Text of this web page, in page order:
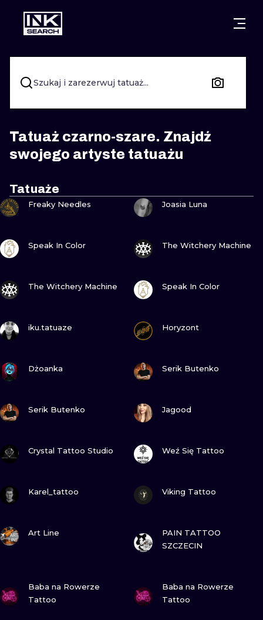
MIASTA GDAŃSK
WARSZAWA POZNAŃ
KRAKÓW KATOWICE
WROCŁAW ŁÓDŹ
BERLIN WIEDEŃ
PRAGA LONDYN
STYLE
KALIGRAFIA
NEW
TRIBAL
Szukaj i zarezerwuj tatuaż...
Tatuaż czarno-szare. Znajdź
swojego artyste tatuażu
Tatuaże
ZOBACZ
Freaky Needles
ZOBACZ
Joasia Luna
Speak In Color The Witchery Machine
The Witchery Machine Speak In Color
iku.tatuaze Horyzont
Dżoanka Serik Butenko
Serik Butenko Jagood
Crystal Tattoo Studio Weź Się Tattoo
Karel_tattoo Viking Tattoo
Art Line
PAIN TATTOO
SZCZECIN
Baba na Rowerze
Tattoo
Baba na Rowerze
Tattoo